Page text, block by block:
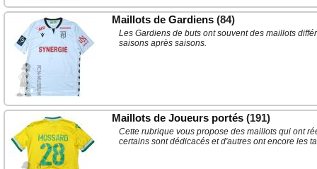
Maillots de Gardiens (84)
Les Gardiens de buts ont souvent des maillots
saisons après saisons.
Maillots de Joueurs portés (191)
Cette rubrique vous propose des maillots qui ont
certains sont dédicacés et d'autres ont encore les